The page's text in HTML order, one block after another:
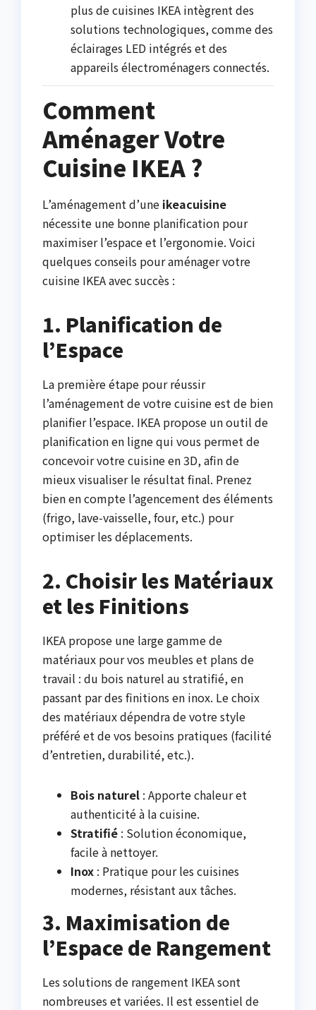
plus de cuisines IKEA intègrent des
solutions technologiques, comme des
éclairages LED intégrés et des
appareils électroménagers connectés.
Comment
Aménager Votre
Cuisine IKEA ?
L’aménagement d’une ikeacuisine
nécessite une bonne planification pour
maximiser l’espace et l’ergonomie. Voici
quelques conseils pour aménager votre
cuisine IKEA avec succès :
1. Planification de
l’Espace
La première étape pour réussir
l’aménagement de votre cuisine est de bien
planifier l’espace. IKEA propose un outil de
planification en ligne qui vous permet de
concevoir votre cuisine en 3D, afin de
mieux visualiser le résultat final. Prenez
bien en compte l’agencement des éléments
(frigo, lave-vaisselle, four, etc.) pour
optimiser les déplacements.
2. Choisir les Matériaux
et les Finitions
IKEA propose une large gamme de
matériaux pour vos meubles et plans de
travail : du bois naturel au stratifié, en
passant par des finitions en inox. Le choix
des matériaux dépendra de votre style
préféré et de vos besoins pratiques (facilité
d’entretien, durabilité, etc.).
Bois naturel : Apporte chaleur et
authenticité à la cuisine.
Stratifié : Solution économique,
facile à nettoyer.
Inox : Pratique pour les cuisines
modernes, résistant aux tâches.
3. Maximisation de
l’Espace de Rangement
Les solutions de rangement IKEA sont
nombreuses et variées. Il est essentiel de